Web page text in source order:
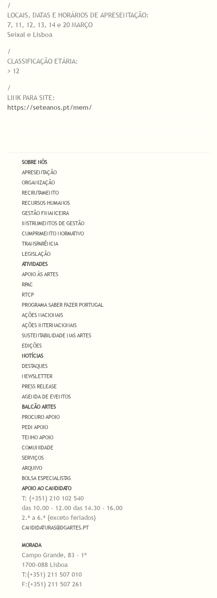
/
LOCAIS, DATAS E HORÁRIOS DE APRESENTAÇÃO:
7, 11, 12, 13, 14 e 20 MARÇO
Seixal e Lisboa
/
CLASSIFICAÇÃO ETÁRIA:
> 12
/
LINK PARA SITE:
https://seteanos.pt/mem/
SOBRE NÓS
APRESENTAÇÃO
ORGANIZAÇÃO
RECRUTAMENTO
RECURSOS HUMANOS
GESTÃO FINANCEIRA
INSTRUMENTOS DE GESTÃO
CUMPRIMENTO NORMATIVO
TRANSPARÊNCIA
LEGISLAÇÃO
ATIVIDADES
APOIO ÀS ARTES
RPAC
RTCP
PROGRAMA SABER FAZER PORTUGAL
AÇÕES NACIONAIS
AÇÕES INTERNACIONAIS
SUSTENTABILIDADE NAS ARTES
EDIÇÕES
NOTÍCIAS
DESTAQUES
NEWSLETTER
PRESS RELEASE
AGENDA DE EVENTOS
BALCÃO ARTES
PROCURO APOIO
PEDI APOIO
TENHO APOIO
COMUNIDADE
SERVIÇOS
ARQUIVO
BOLSA ESPECIALISTAS
APOIO AO CANDIDATO
T: (+351) 210 102 540
das 10.00 - 12.00 das 14.30 - 16.00
2.ª a 6.ª (exceto feriados)
CANDIDATURAS@DGARTES.PT
MORADA
Campo Grande, 83 - 1º
1700-088 Lisboa
T:(+351) 211 507 010
F:(+351) 211 507 261